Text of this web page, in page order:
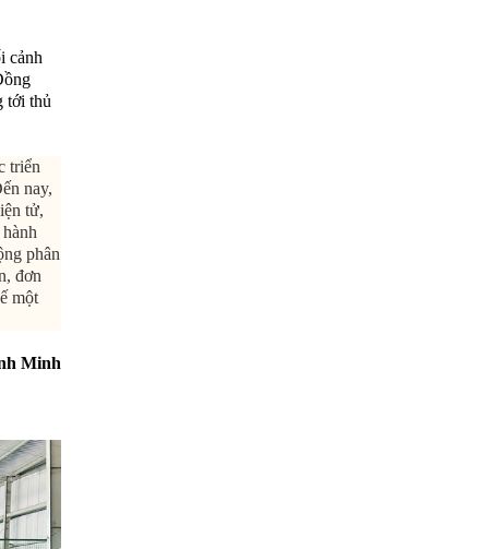
cảnh
tới thủ
triển
nay,
tử,
phân
đơn
một
Minh